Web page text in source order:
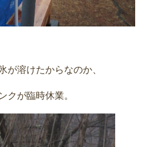
が溶けたからなのか、
クが臨時休業。